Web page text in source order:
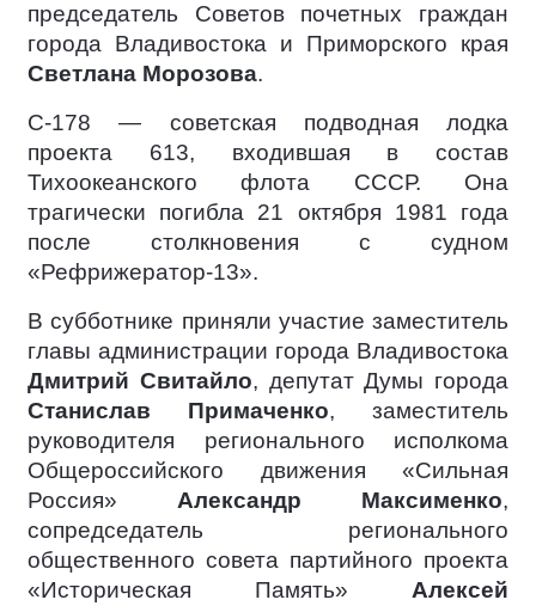
председатель Советов почетных граждан
города Владивостока и Приморского края
Светлана Морозова.
С-178 — советская подводная лодка
проекта 613, входившая в состав
Тихоокеанского флота СССР. Она
трагически погибла 21 октября 1981 года
после столкновения с судном
«Рефрижератор-13».
В субботнике приняли участие заместитель
главы администрации города Владивостока
Дмитрий Свитайло, депутат Думы города
Станислав Примаченко, заместитель
руководителя регионального исполкома
Общероссийского движения «Сильная
Россия» Александр Максименко,
сопредседатель регионального
общественного совета партийного проекта
«Историческая Память» Алексей